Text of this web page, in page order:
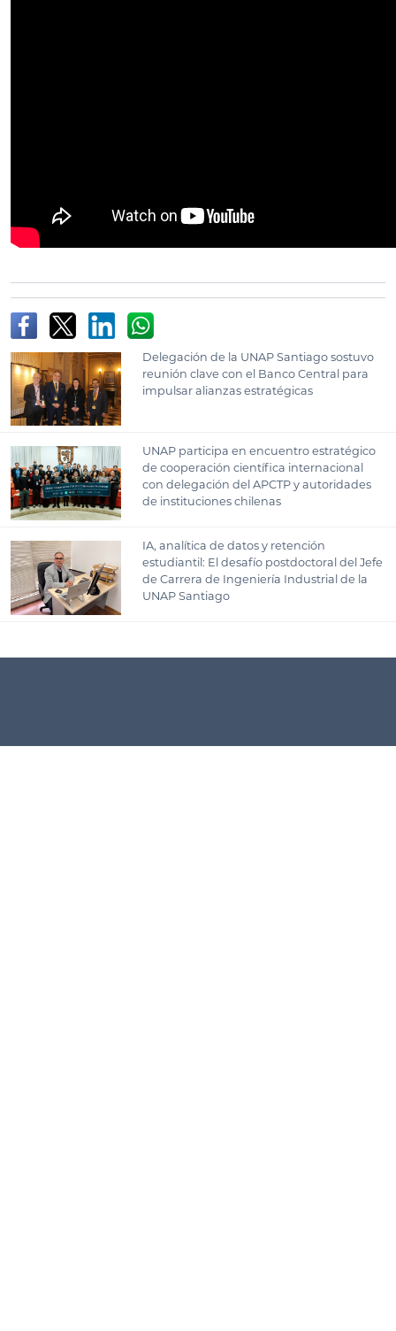
Delegación de la UNAP Santiago sostuvo
reunión clave con el Banco Central para
impulsar alianzas estratégicas
UNAP participa en encuentro estratégico
de cooperación científica internacional
con delegación del APCTP y autoridades
de instituciones chilenas
IA, analítica de datos y retención
estudiantil: El desafío postdoctoral del Jefe
de Carrera de Ingeniería Industrial de la
UNAP Santiago